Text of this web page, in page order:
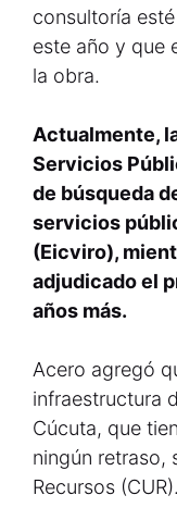
consultoría
este año y que
la obra.
Actualmente,
Servicios
de búsqueda
servicios
(Eicviro),
adjudicado el
años más.
Acero agregó
infraestructura
Cúcuta, que
ningún retraso,
Recursos (CUR).